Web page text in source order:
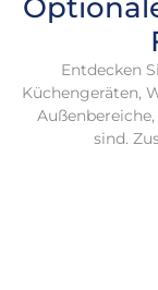
Entdecken
Küchengeräten,
sind.